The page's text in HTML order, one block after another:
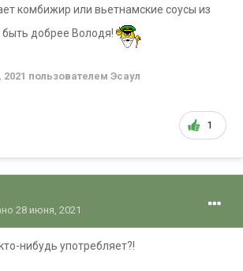
комбижир или вьетнамские соусы из
добрее Володя!
пользователем Эсаул
1
28 июня, 2021
нибудь употребляет?!